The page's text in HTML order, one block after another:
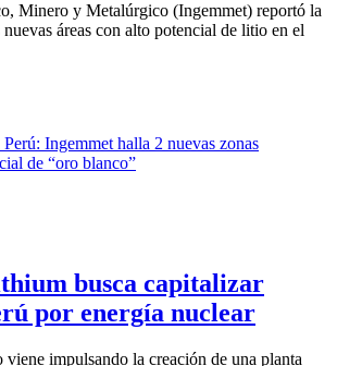
Minero y Metalúrgico (Ingemmet) reportó la
áreas con alto potencial de litio en el
busca capitalizar
por energía nuclear
impulsando la creación de una planta